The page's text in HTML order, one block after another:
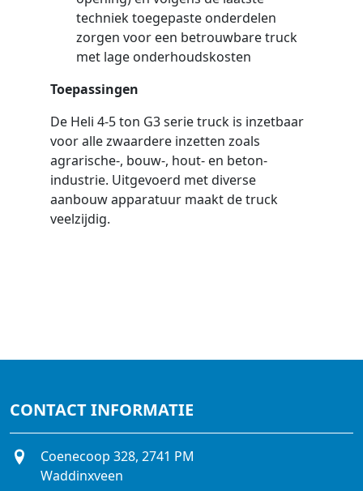
techniek toegepaste onderdelen
zorgen voor een betrouwbare truck
met lage onderhoudskosten
Toepassingen
De Heli 4-5 ton G3 serie truck is inzetbaar
voor alle zwaardere inzetten zoals
agrarische-, bouw-, hout- en beton-
industrie. Uitgevoerd met diverse
aanbouw apparatuur maakt de truck
veelzijdig.
CONTACT INFORMATIE
Coenecoop 328, 2741 PM
Waddinxveen